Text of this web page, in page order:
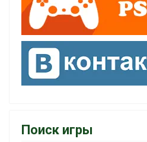
Поиск игры